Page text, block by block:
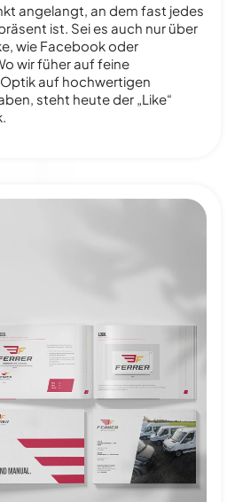
angelangt, an dem fast jedes
ist. Sei es auch nur über
wie Facebook oder
wir füher auf feine
auf hochwertigen
steht heute der „Like“